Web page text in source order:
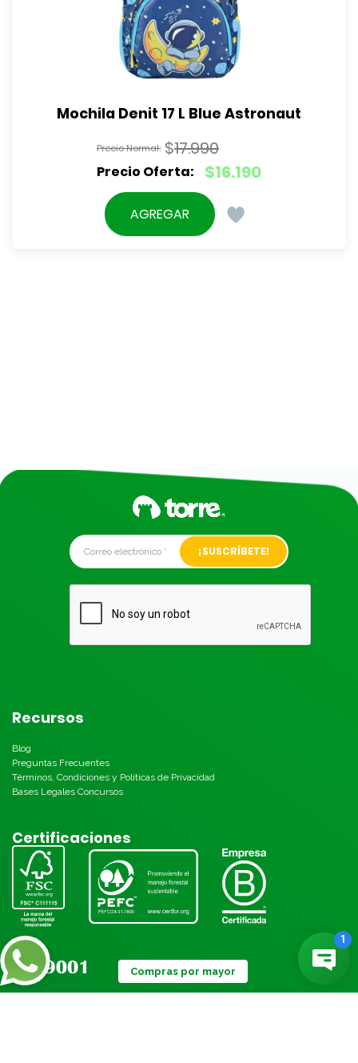
Mochila Denit 17 L Blue Astronaut
$17.990
El
precio
original
$16.190
El
precio
actual
AGREGAR
Alternative:
Recursos
Blog
Preguntas Frecuentes
Términos, Condiciones y Políticas de Privacidad
Bases Legales Concursos
Certificaciones
Compras por mayor